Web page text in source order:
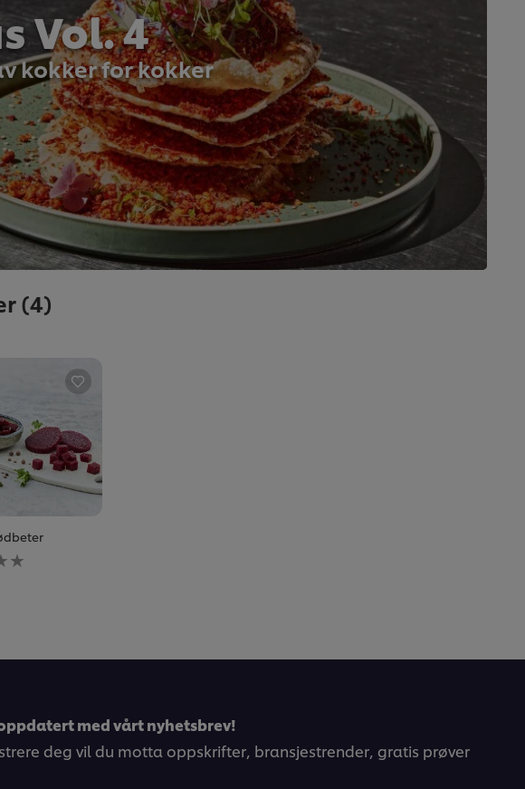
Vol. 4
kokker for kokker
(4)
med vårt nyhetsbrev!
deg vil du motta oppskrifter, bransjestrender, gratis prøver